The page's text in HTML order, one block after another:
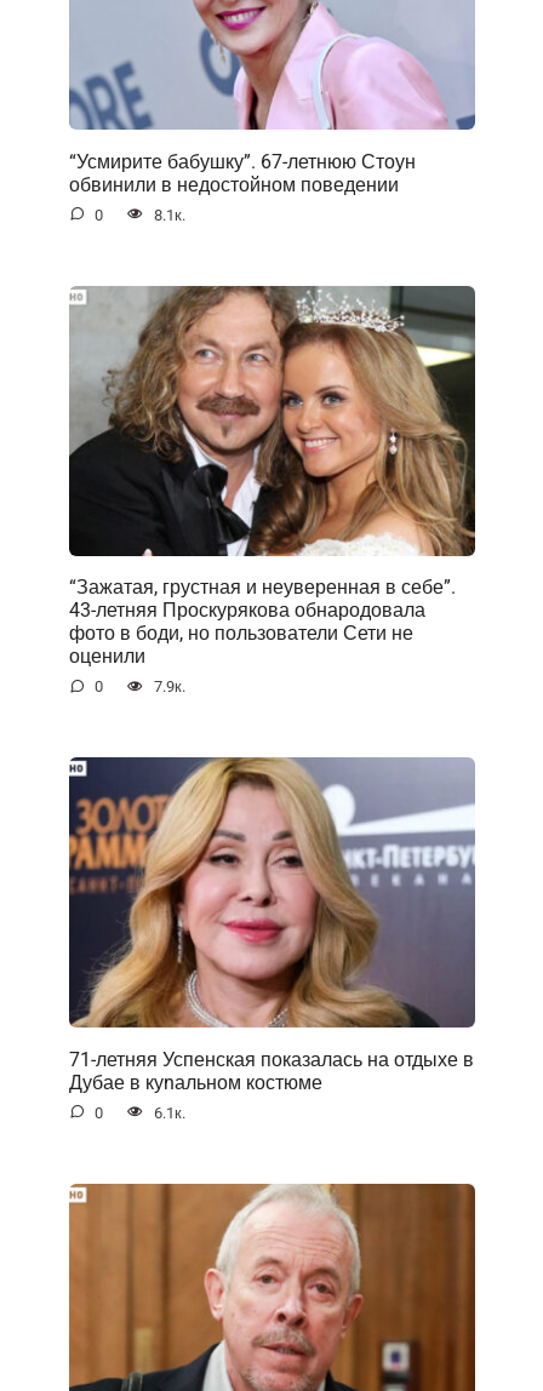
“Усмирите бабушку”. 67-летнюю Стоун
обвинили в недостойном поведении
0 8.1к.
“Зажатая, грустная и неуверенная в себе”.
43-летняя Проскурякова обнародовала
фото в боди, но пользователи Сети не
оценили
0 7.9к.
71-летняя Успенская показалась на отдыхе в
Дубае в куnальном костюме
0 6.1к.